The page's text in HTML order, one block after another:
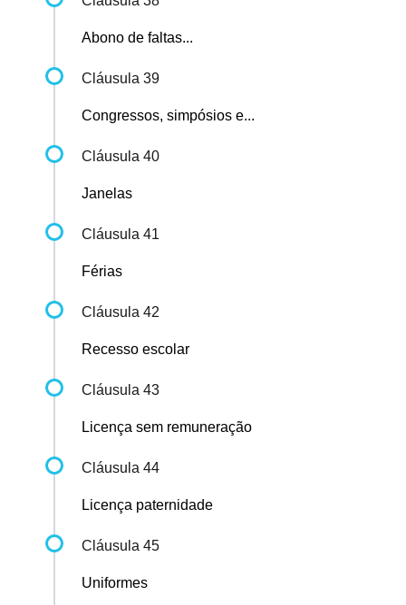
Abono de faltas...
Cláusula 39
Congressos, simpósios e...
Cláusula 40
Janelas
Cláusula 41
Férias
Cláusula 42
Recesso escolar
Cláusula 43
Licença sem remuneração
Cláusula 44
Licença paternidade
Cláusula 45
Uniformes